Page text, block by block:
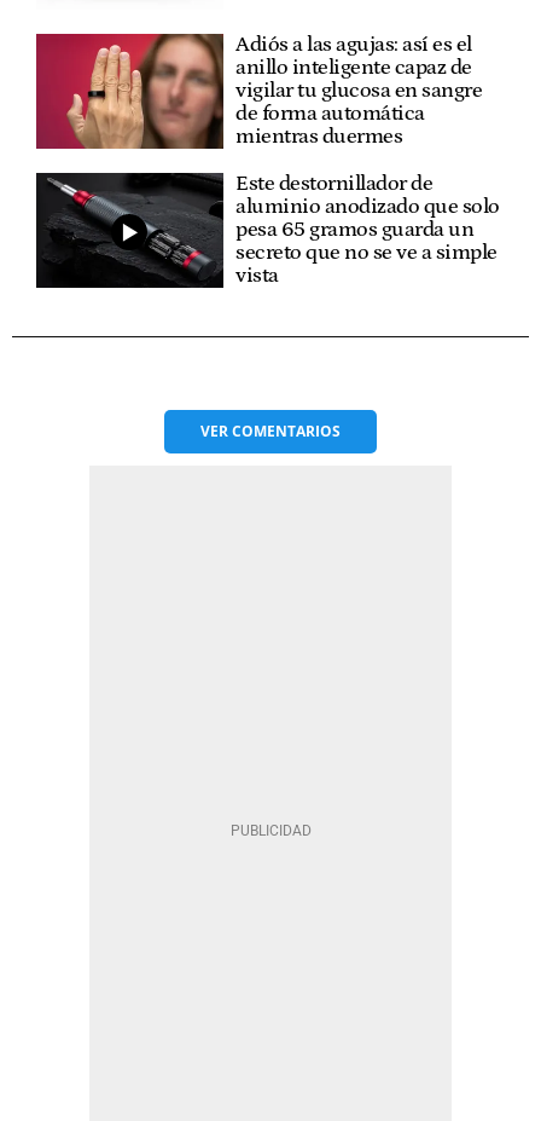
Adiós a las agujas: así es el
anillo inteligente capaz de
vigilar tu glucosa en sangre
de forma automática
mientras duermes
Este destornillador de
aluminio anodizado que solo
pesa 65 gramos guarda un
secreto que no se ve a simple
vista
VERCOMENTARIOS